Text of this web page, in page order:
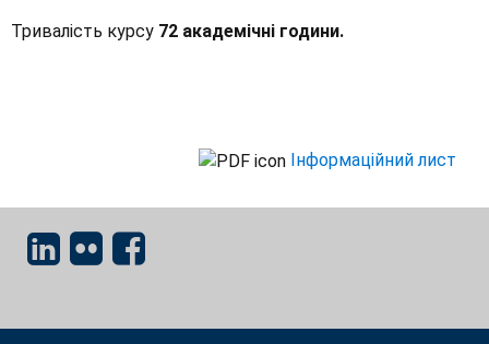
Тривалість курсу 72 академічні години.
Інформаційний лист